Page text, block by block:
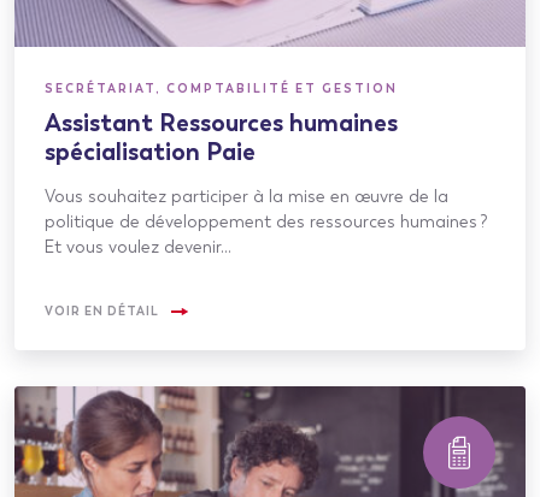
SECRÉTARIAT, COMPTABILITÉ ET GESTION
Assistant Ressources humaines
spécialisation Paie
Vous souhaitez participer à la mise en œuvre de la
politique de développement des ressources humaines ?
Et vous voulez devenir…
VOIR EN DÉTAIL